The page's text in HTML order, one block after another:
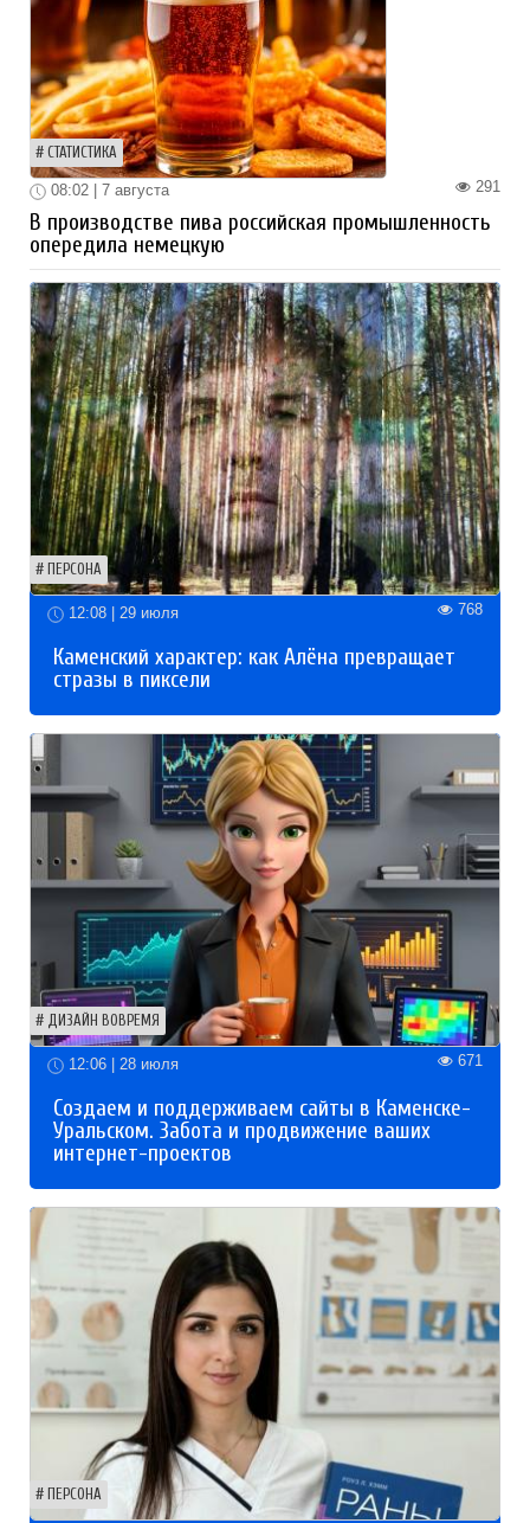
СТАТИСТИКА
291
08:02 | 7 августа
В производстве пива российская промышленность
опередила немецкую
ПЕРСОНА
12:08 | 29 июля 768
Каменский характер: как Алёна превращает
стразы в пиксели
ДИЗАЙН ВОВРЕМЯ
12:06 | 28 июля 671
Создаем и поддерживаем сайты в Каменске-
Уральском. Забота и продвижение ваших
интернет-проектов
ПЕРСОНА